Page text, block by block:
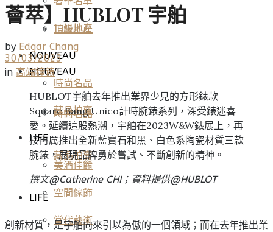
頂級地產
NOUVEAU
時尚名品
藏品拍賣
LIFE
頂級地產
NOUVEAU
時尚名品
藏品拍賣
LIFE
美酒佳餚
空間傢飾
當代藝術
薈萃】HUBLOT 宇舶
by Edgar Chang
30/03/2023
in 高端鐘錶
HUBLOT宇舶去年推出業界少見的方形錶款
Square Bang Unico計時腕錶系列，深受錶迷喜
愛。延續這股熱潮，宇舶在2023W&W錶展上，再
接再厲推出全新藍寶石和黑、白色系陶瓷材質三款
腕錶，展現品牌勇於嘗試、不斷創新的精神。
撰文@Catherine CHI；資料提供@HUBLOT
創新材質，是宇舶向來引以為傲的一個領域；而在去年推出業